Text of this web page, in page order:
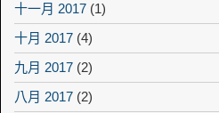
十一月 2017 (1)
十月 2017 (4)
九月 2017 (2)
八月 2017 (2)